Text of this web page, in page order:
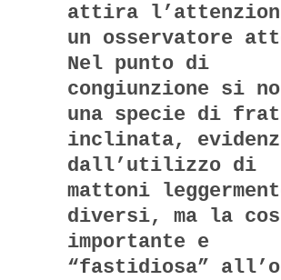
attira
un osservatore
Nel punto di
congiunzione si
una specie di
inclinata,
dall’utilizzo di
mattoni
diversi, ma la
importante e
“fastidiosa”